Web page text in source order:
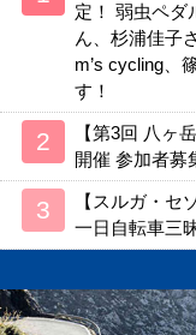
定！ 弱虫ペダ
ん、杉浦佳子
m’s cycling、
す！
【第3回 八ヶ
開催 参加者募
【スルガ・セ
一日自転車三